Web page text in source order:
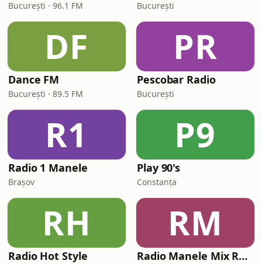
București · 96.1 FM București
DF
Dance FM
București · 89.5 FM
PR
Pescobar Radio
București
R1
Radio 1 Manele
Brașov
P9
Play 90's
Constanța
RH
Radio Hot Style
RM
Radio Manele Mix Romania